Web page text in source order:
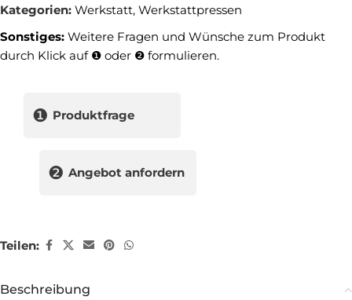
Kategorien: Werkstatt, Werkstattpressen
Sonstiges: Weitere Fragen und Wünsche zum Produkt
durch Klick auf ❶ oder ❷ formulieren.
❶ Produktfrage
❷ Angebot anfordern
Teilen:
Beschreibung